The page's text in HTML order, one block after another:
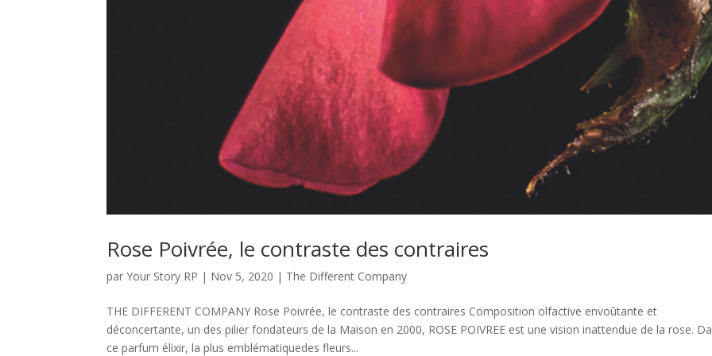
Rose Poivrée, le contraste des contraires
parYour Story RP | Nov 5, 2020 | The Different Company
THE DIFFERENT COMPANY Rose Poivrée, le contraste des contraires Composition olfactive envoûtante et
déconcertante, un des pilier fondateurs de la Maison en 2000, ROSE POIVREE est une vision inattendue de la rose.
ce parfum élixir, la plus emblématiquedes fleurs...